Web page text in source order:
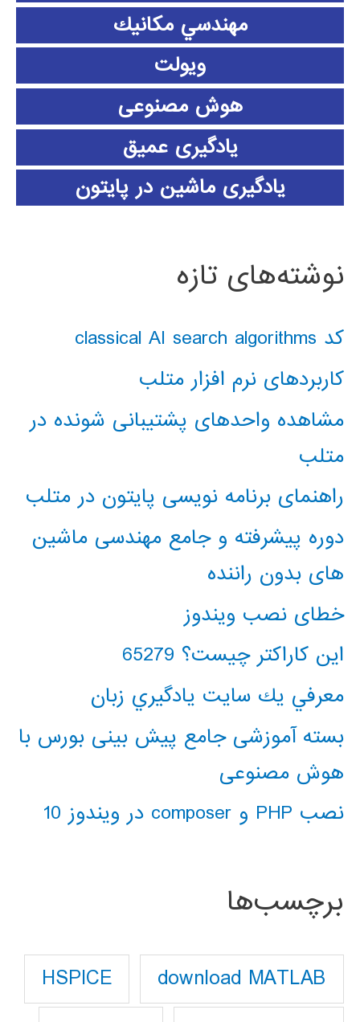
مهندسي مكانيك
ویولت
هوش مصنوعی
یادگیری عمیق
یادگیری ماشین در پایتون
نوشته‌های تازه
کد classical AI search algorithms
کاربردهای نرم افزار متلب
مشاهده واحدهای پشتیبانی شونده در
متلب
راهنمای برنامه نویسی پایتون در متلب
دوره پیشرفته و جامع مهندسی ماشین
های بدون راننده
خطای نصب ویندوز
این کاراکتر چیست؟ 65279
معرفي يك سايت يادگيري زبان
بسته آموزشی جامع پیش بینی بورس با
هوش مصنوعی
نصب PHP و composer در ویندوز 10
برچسب‌ها
download MATLAB
HSPICE